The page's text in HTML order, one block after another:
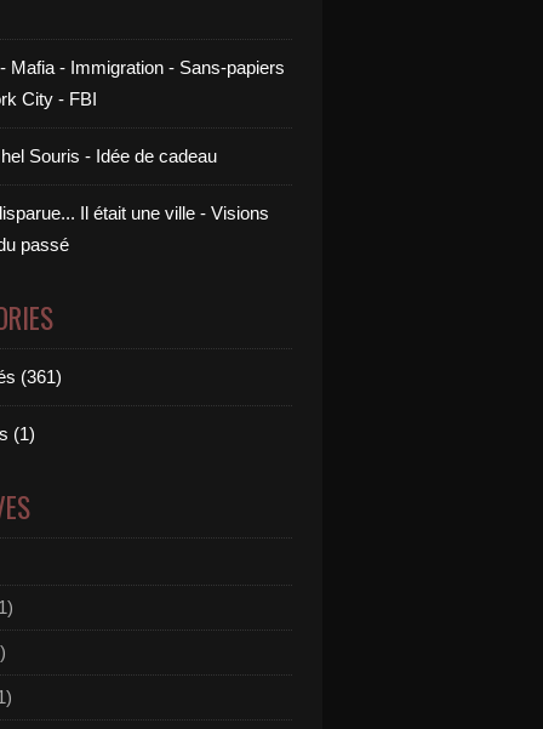
Mafia - Immigration - Sans-papiers
City - FBI
Souris - Idée de cadeau
Il était une ville - Visions
passé
(361)
(1)